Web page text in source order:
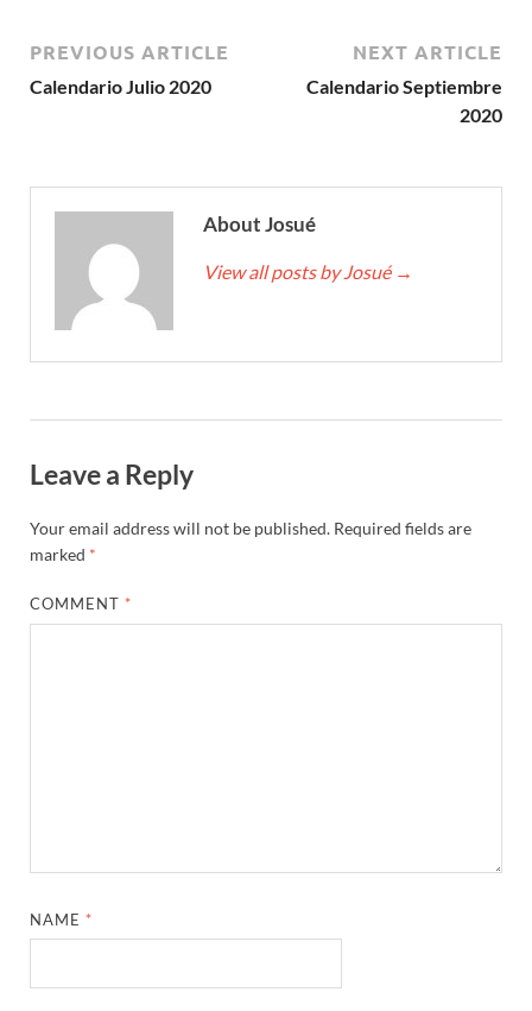
PREVIOUS ARTICLE
Calendario Julio 2020
NEXT ARTICLE
Calendario Septiembre
2020
About Josué
View all posts by Josué →
Leave a Reply
Your email address will not be published. Required fields are
marked *
COMMENT *
NAME *